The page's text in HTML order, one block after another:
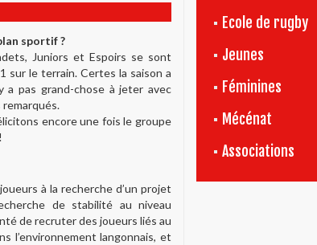
sportif ?
Juniors et Espoirs se sont
sur le terrain. Certes la saison a
a pas grand-chose à jeter avec
encore une fois le groupe
à la recherche d’un projet
de stabilité au niveau
de recruter des joueurs liés au
l’environnement langonnais, et
Ecole de rugby
Jeunes
Féminines
Mécénat
Associations